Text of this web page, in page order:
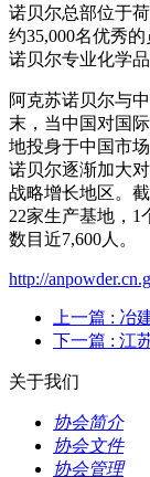
诺贝尔总部位于
约35,000名优秀
诺贝尔专业化学
阿克苏诺贝尔与
末，当中国对国
地投身于中国市
诺贝尔逐渐加大
战略增长地区。
22家生产基地，1
数目近7,600人。
http://
上一篇 : 冶
下一篇 : 江
关于我们
协会简介
协会文件
协会管理